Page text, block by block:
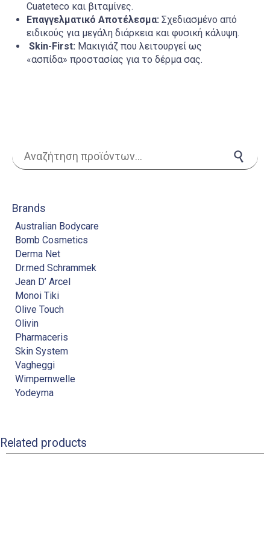
Cuateteco και βιταμίνες.
Επαγγελματικό Αποτέλεσμα: Σχεδιασμένο από
ειδικούς για μεγάλη διάρκεια και φυσική κάλυψη.
Skin-First: Μακιγιάζ που λειτουργεί ως
«ασπίδα» προστασίας για το δέρμα σας.
Brands
Australian Bodycare
Bomb Cosmetics
Derma Net
Dr.med Schrammek
Jean D’ Arcel
Monoi Tiki
Olive Touch
Olivin
Pharmaceris
Skin System
Vagheggi
Wimpernwelle
Yodeyma
Related products